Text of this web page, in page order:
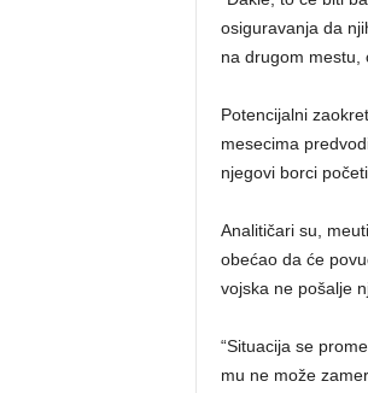
osiguravanja da
na drugom mestu,
Potencijalni
mesecima
njegovi borci
Analitičari su,
obećao da će
vojska ne pošalje
“Situacija se
mu ne može